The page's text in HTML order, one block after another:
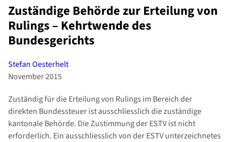
Zuständige Behörde zur Erteilung von
Rulings – Kehrtwende des
Bundesgerichts
Stefan Oesterhelt
November 2015
Zuständig für die Erteilung von Rulings im Bereich der
direkten Bundessteuer ist ausschliesslich die zuständige
kantonale Behörde. Die Zustimmung der ESTV ist nicht
erforderlich. Ein ausschliesslich von der ESTV unterzeichnetes